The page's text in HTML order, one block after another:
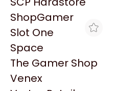
PowerColor
Razer
Redragon
Samsung
Sandisk
Sapphire
ShopGamer
Slot One
Space
The Gamer Shop
Venex
Explorá más productos similares